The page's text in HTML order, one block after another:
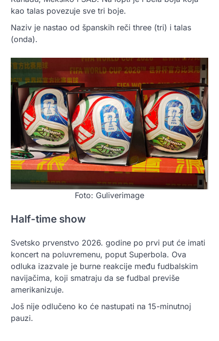
kao talas povezuje sve tri boje.
Naziv je nastao od španskih reči three (tri) i talas
(onda).
Foto: Guliverimage
Half-time show
Svetsko prvenstvo 2026. godine po prvi put će imati
koncert na poluvremenu, poput Superbola. Ova
odluka izazvale je burne reakcije među fudbalskim
navijačima, koji smatraju da se fudbal previše
amerikanizuje.
Još nije odlučeno ko će nastupati na 15-minutnoj
pauzi.